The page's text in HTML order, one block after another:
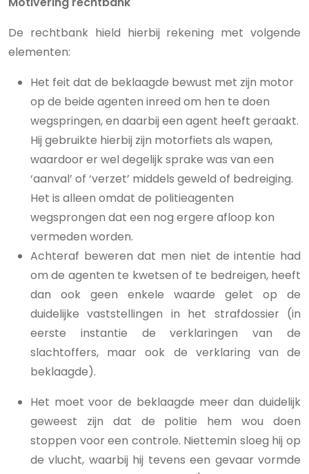
De rechtbank hield hierbij rekening met volgende
elementen:
Het feit dat de beklaagde bewust met zijn motor
op de beide agenten inreed om hen te doen
wegspringen, en daarbij een agent heeft geraakt.
Hij gebruikte hierbij zijn motorfiets als wapen,
waardoor er wel degelijk sprake was van een
‘aanval’ of ‘verzet’ middels geweld of bedreiging.
Het is alleen omdat de politieagenten
wegsprongen dat een nog ergere afloop kon
vermeden worden.
Achteraf beweren dat men niet de intentie had
om de agenten te kwetsen of te bedreigen, heeft
dan ook geen enkele waarde gelet op de
duidelijke vaststellingen in het strafdossier (in
eerste instantie de verklaringen van de
slachtoffers, maar ook de verklaring van de
beklaagde).
Het moet voor de beklaagde meer dan duidelijk
geweest zijn dat de politie hem wou doen
stoppen voor een controle. Niettemin sloeg hij op
de vlucht, waarbij hij tevens een gevaar vormde